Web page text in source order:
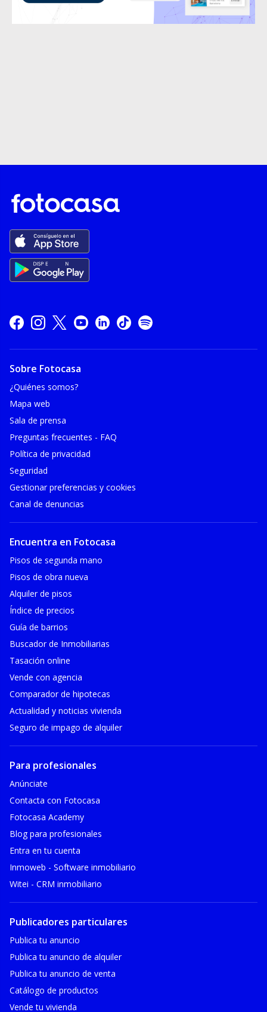
Sobre Fotocasa
¿Quiénes somos?
Mapa web
Sala de prensa
Preguntas frecuentes - FAQ
Política de privacidad
Seguridad
Gestionar preferencias y cookies
Canal de denuncias
Encuentra en Fotocasa
Pisos de segunda mano
Pisos de obra nueva
Alquiler de pisos
Índice de precios
Guía de barrios
Buscador de Inmobiliarias
Tasación online
Vende con agencia
Comparador de hipotecas
Actualidad y noticias vivienda
Seguro de impago de alquiler
Para profesionales
Anúnciate
Contacta con Fotocasa
Fotocasa Academy
Blog para profesionales
Entra en tu cuenta
Inmoweb - Software inmobiliario
Witei - CRM inmobiliario
Publicadores particulares
Publica tu anuncio
Publica tu anuncio de alquiler
Publica tu anuncio de venta
Catálogo de productos
Vende tu vivienda